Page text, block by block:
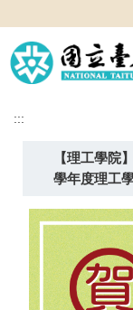
到
主
要
區
:::
【理工學院
學年度理工